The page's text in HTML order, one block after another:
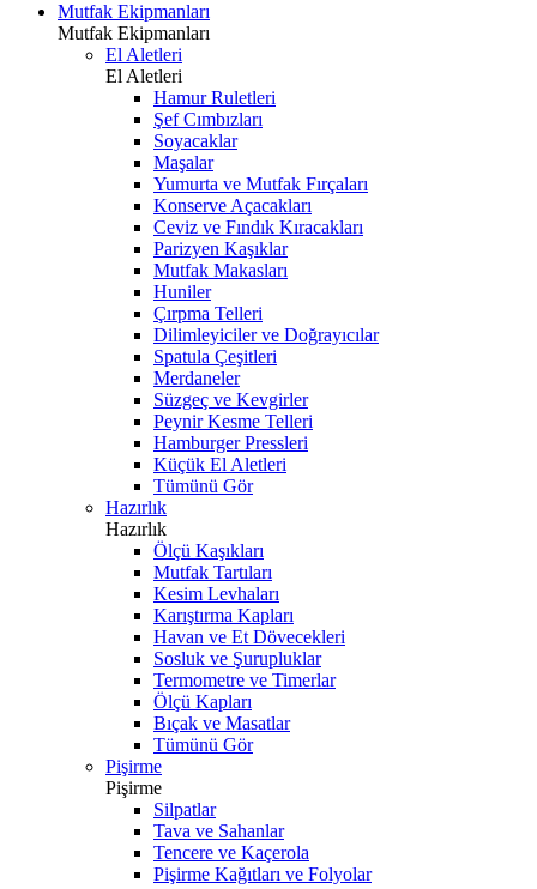
Mutfak Ekipmanları
Mutfak Ekipmanları
El Aletleri
El Aletleri
Hamur Ruletleri
Şef Cımbızları
Soyacaklar
Maşalar
Yumurta ve Mutfak Fırçaları
Konserve Açacakları
Ceviz ve Fındık Kıracakları
Parizyen Kaşıklar
Mutfak Makasları
Huniler
Çırpma Telleri
Dilimleyiciler ve Doğrayıcılar
Spatula Çeşitleri
Merdaneler
Süzgeç ve Kevgirler
Peynir Kesme Telleri
Hamburger Pressleri
Küçük El Aletleri
Tümünü Gör
Hazırlık
Hazırlık
Ölçü Kaşıkları
Mutfak Tartıları
Kesim Levhaları
Karıştırma Kapları
Havan ve Et Dövecekleri
Sosluk ve Şurupluklar
Termometre ve Timerlar
Ölçü Kapları
Bıçak ve Masatlar
Tümünü Gör
Pişirme
Pişirme
Silpatlar
Tava ve Sahanlar
Tencere ve Kaçerola
Pişirme Kağıtları ve Folyolar